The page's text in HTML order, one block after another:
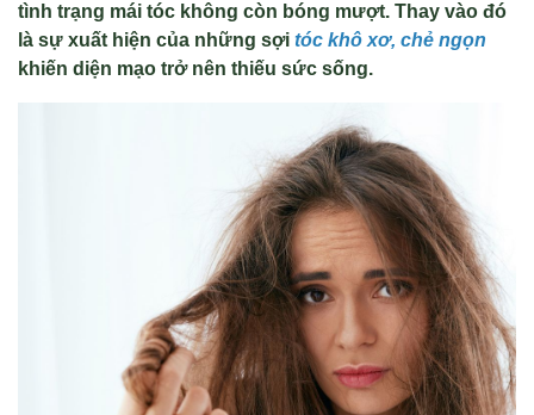
tình trạng mái tóc không còn bóng mượt. Thay vào đó
là sự xuất hiện của những sợi tóc khô xơ, chẻ ngọn
khiến diện mạo trở nên thiếu sức sống.